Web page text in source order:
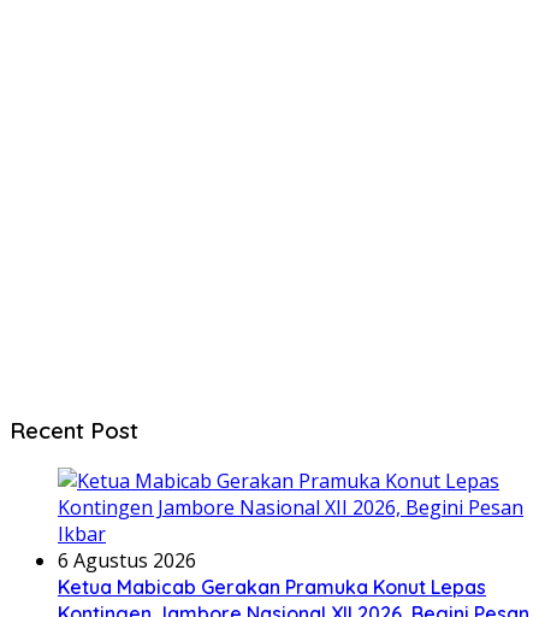
Recent Post
6 Agustus 2026
Ketua Mabicab Gerakan Pramuka Konut Lepas